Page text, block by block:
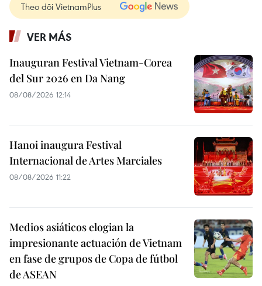
Theo dõi VietnamPlus
VER MÁS
Inauguran Festival Vietnam-Corea
del Sur 2026 en Da Nang
08/08/2026 12:14
Hanoi inaugura Festival
Internacional de Artes Marciales
08/08/2026 11:22
Medios asiáticos elogian la
impresionante actuación de Vietnam
en fase de grupos de Copa de fútbol
de ASEAN